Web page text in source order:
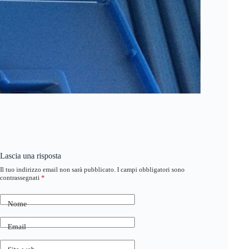
Lascia una risposta
Il tuo indirizzo email non sarà pubblicato. I campi obbligatori sono
contrassegnati *
Nome
Email